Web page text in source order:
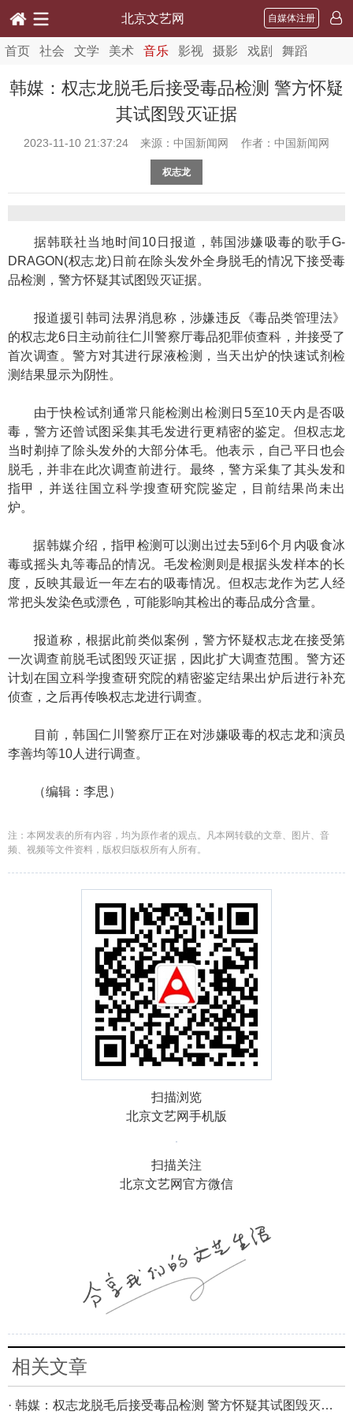
北京文艺网 自媒体注册
首页 社会 文学 美术 音乐 影视 摄影 戏剧 舞蹈
韩媒：权志龙脱毛后接受毒品检测 警方怀疑
其试图毁灭证据
2023-11-10 21:37:24 来源：中国新闻网 作者：中国新闻网
权志龙
据韩联社当地时间10日报道，韩国涉嫌吸毒的歌手G-
DRAGON(权志龙)日前在除头发外全身脱毛的情况下接受毒
品检测，警方怀疑其试图毁灭证据。
报道援引韩司法界消息称，涉嫌违反《毒品类管理法》
的权志龙6日主动前往仁川警察厅毒品犯罪侦查科，并接受了
首次调查。警方对其进行尿液检测，当天出炉的快速试剂检
测结果显示为阴性。
由于快检试剂通常只能检测出检测日5至10天内是否吸
毒，警方还曾试图采集其毛发进行更精密的鉴定。但权志龙
当时剃掉了除头发外的大部分体毛。他表示，自己平日也会
脱毛，并非在此次调查前进行。最终，警方采集了其头发和
指甲，并送往国立科学搜查研究院鉴定，目前结果尚未出
炉。
据韩媒介绍，指甲检测可以测出过去5到6个月内吸食冰
毒或摇头丸等毒品的情况。毛发检测则是根据头发样本的长
度，反映其最近一年左右的吸毒情况。但权志龙作为艺人经
常把头发染色或漂色，可能影响其检出的毒品成分含量。
报道称，根据此前类似案例，警方怀疑权志龙在接受第
一次调查前脱毛试图毁灭证据，因此扩大调查范围。警方还
计划在国立科学搜查研究院的精密鉴定结果出炉后进行补充
侦查，之后再传唤权志龙进行调查。
目前，韩国仁川警察厅正在对涉嫌吸毒的权志龙和演员
李善均等10人进行调查。
（编辑：李思）
注：本网发表的所有内容，均为原作者的观点。凡本网转载的文章、图片、音
频、视频等文件资料，版权归版权所有人所有。
扫描浏览
北京文艺网手机版
扫描关注
北京文艺网官方微信
相关文章
· 韩媒：权志龙脱毛后接受毒品检测 警方怀疑其试图毁灭证据